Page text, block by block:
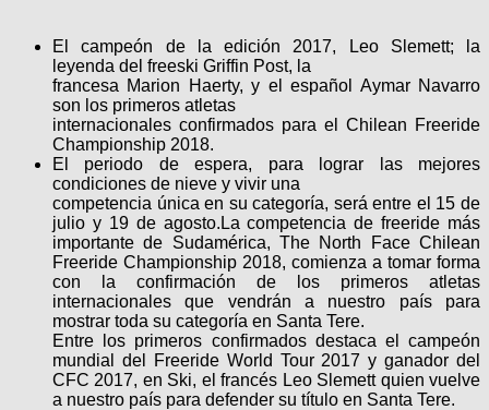
El campeón de la edición 2017, Leo Slemett; la
leyenda del freeski Griffin Post, la
francesa Marion Haerty, y el español Aymar Navarro
son los primeros atletas
internacionales confirmados para el Chilean Freeride
Championship 2018.
El periodo de espera, para lograr las mejores
condiciones de nieve y vivir una
competencia única en su categoría, será entre el 15 de
julio y 19 de agosto. La competencia de freeride más
importante de Sudamérica, The North Face Chilean
Freeride Championship 2018, comienza a tomar forma
con la confirmación de los primeros atletas
internacionales que vendrán a nuestro país para
mostrar toda su categoría en Santa Tere.
Entre los primeros confirmados destaca el campeón
mundial del Freeride World Tour 2017 y ganador del
CFC 2017, en Ski, el francés Leo Slemett quien vuelve
a nuestro país para defender su título en Santa Tere.